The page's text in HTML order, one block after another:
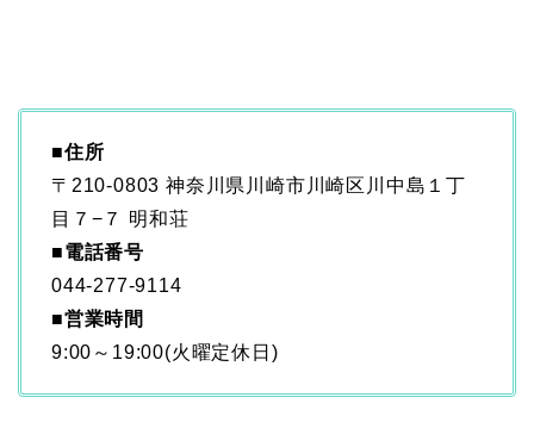
■住所
〒210-0803 神奈川県川崎市川崎区川中島１丁
目７−７ 明和荘
■電話番号
044-277-9114
■営業時間
9:00～19:00(火曜定休日)